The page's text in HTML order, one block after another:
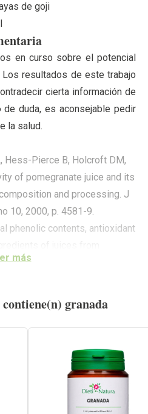
de goji
en curso sobre el potencial
resultados de este trabajo
cierta información de
de duda, es aconsejable pedir
la salud.
Hess-Pierce B, Holcroft DM,
of pomegranate juice and its
and processing. J
10, 2000, p. 4581-9.
phenolic contents, antioxidant
Food Chem, 2017 Apr
and treatment of
2007 Jan
F, Mena P, Moreno DA,
and anti-inflammatory
granatum L.) extract
más
granada